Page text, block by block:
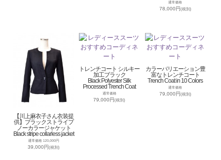
通常価格
78,000円(税別)
【川上麻衣子さん衣装提
供】ブラックストライプ
ノーカラージャケット
Black stripe collarless jacket
通常価格 120,000円
39,000円(税別)
トレンチコート シルキー
加工ブラック
Black Polyester Silk
Processed Trench Coat
通常価格
79,000円(税別)
カラーバリエーション豊
富なトレンチコート
Trench Coat in 10 Colors
通常価格
79,000円(税別)